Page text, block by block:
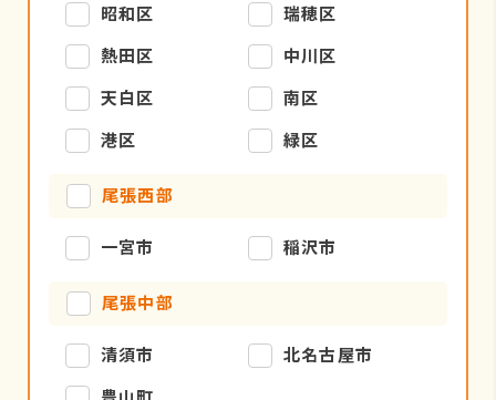
昭和区
瑞穂区
熱田区
中川区
天白区
南区
港区
緑区
尾張西部
一宮市 稲沢市
尾張中部
清須市
北名古屋市